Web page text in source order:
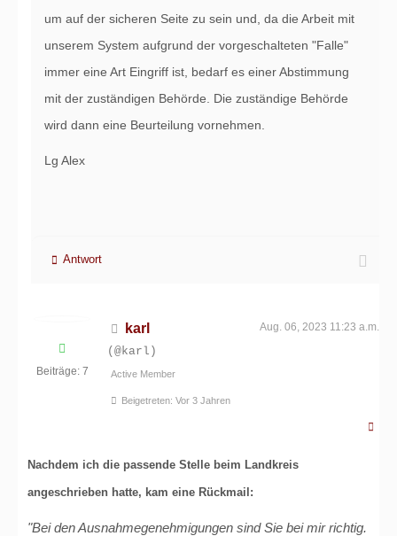
um auf der sicheren Seite zu sein und, da die Arbeit mit
unserem System aufgrund der vorgeschalteten "Falle"
immer eine Art Eingriff ist, bedarf es einer Abstimmung
mit der zuständigen Behörde. Die zuständige Behörde
wird dann eine Beurteilung vornehmen.
Lg Alex
Antwort
Beiträge: 7
karl Aug. 06, 2023 11:23 a.m.
(@karl)
Active Member
Beigetreten: Vor 3 Jahren
Nachdem ich die passende Stelle beim Landkreis
angeschrieben hatte, kam eine Rückmail:
"Bei den Ausnahmegenehmigungen sind Sie bei mir richtig.